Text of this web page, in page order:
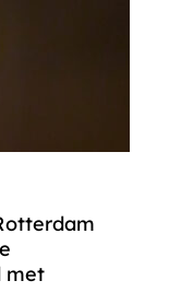
met